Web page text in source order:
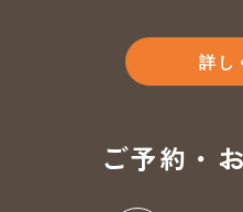
詳し
ご予約・